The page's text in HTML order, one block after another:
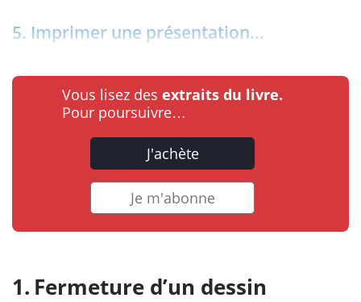
5. Imprimer une présentation...
Vous lisez des extraits du livre.
Pour poursuivre…
J'achète
Je m'abonne
Fermeture d’un dessin